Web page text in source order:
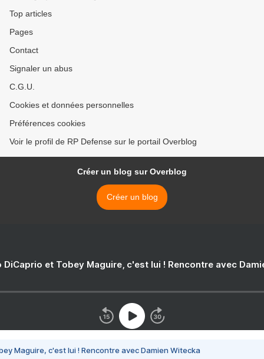
Top articles
Pages
Contact
Signaler un abus
C.G.U.
Cookies et données personnelles
Préférences cookies
Voir le profil de RP Defense sur le portail Overblog
Créer un blog sur Overblog
Créer un blog
DiCaprio et Tobey Maguire, c'est lui ! Rencontre avec
Maguire, c'est lui ! Rencontre avec Damien Witecka